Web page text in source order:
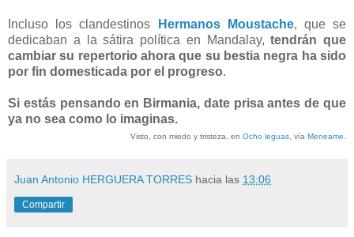
Incluso los clandestinos Hermanos Moustache, que se
dedicaban a la sátira política en Mandalay,tendrán que
cambiar su repertorio ahora que su bestia negra ha sido
por fin domesticada por el progreso.
Si estás pensando en Birmania, date prisa antes de que
ya no sea como lo imaginas.
Visto, con miedo y tristeza, en Ocho leguas , vía Meneame
Juan Antonio HERGUERA TORRES hacia las 13:06
Compartir